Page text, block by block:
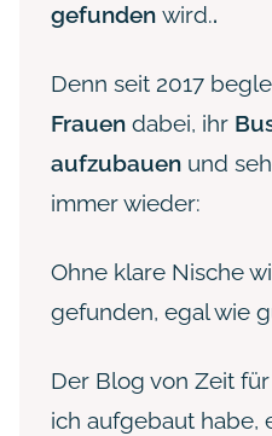
gefunden wird..
Denn seit 2017
Frauen dabei, ihr
aufzubauen und
immer wieder:
Ohne klare Nische
gefunden, egal wie
Der Blog von Zeit
ich aufgebaut habe,